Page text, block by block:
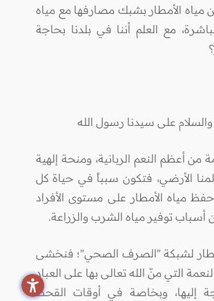
الأمطار بشبك مصارفها مع مياه
مع العلم أننا في بلدنا بحاجة
والسلام على سيدنا رسول الله
من أعظم النعم الربانية، ومنحة إلهية
الأرضي، فتكون سبباً في حياة كل
مياه الأمطار على مستوى الأفراد
أسباب توفير مياه الشرب والزراعة.
لشبكة "الصرف الصحي"؛ فنخشى
التي منّ الله تعالى بها على العباد
إليها، وبخاصة في أوقات القحط